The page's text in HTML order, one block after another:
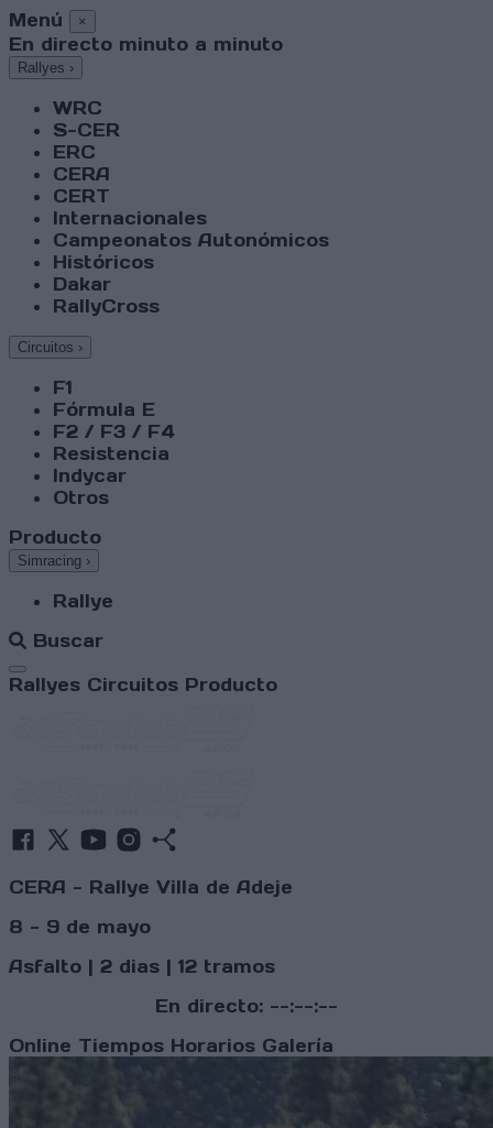
Menú ×
En directo minuto a minuto
Rallyes ›
WRC
S-CER
ERC
CERA
CERT
Internacionales
Campeonatos Autonómicos
Históricos
Dakar
RallyCross
Circuitos ›
F1
Fórmula E
F2 / F3 / F4
Resistencia
Indycar
Otros
Producto
Simracing ›
Rallye
Buscar
Abrir menú
Rallyes Circuitos Producto
CERA - Rallye Villa de Adeje
8 - 9 de mayo
Asfalto | 2 dias | 12 tramos
En directo: --:--:--
Online Tiempos Horarios Galería